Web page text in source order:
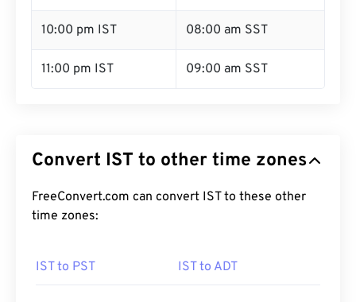
10:00 pm IST 08:00 am SST
11:00 pm IST 09:00 am SST
Convert IST to other time zones
FreeConvert.com can convert IST to these other
time zones:
IST to PST IST to ADT